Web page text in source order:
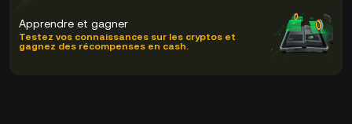
Apprendre et gagner
Testez vos connaissances sur les cryptos et
gagnez des récompenses en cash.